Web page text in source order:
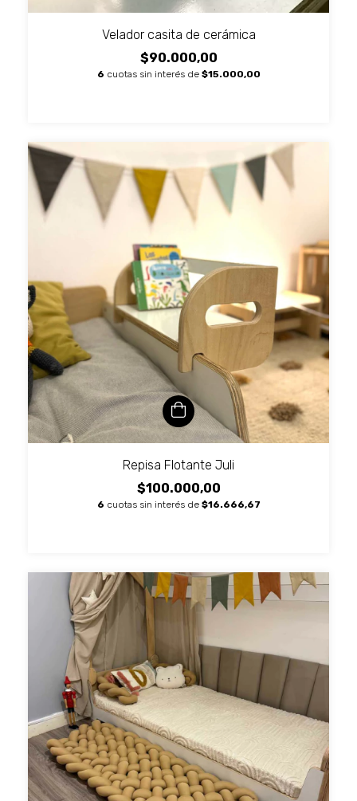
Velador casita de cerámica
$90.000,00
6 cuotas sin interés de $15.000,00
Repisa Flotante Juli
$100.000,00
6 cuotas sin interés de $16.666,67